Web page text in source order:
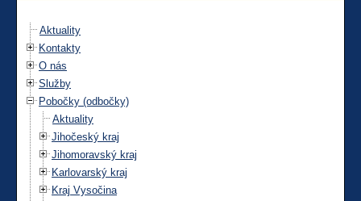
Aktuality
Kontakty
O nás
Služby
Pobočky (odbočky)
Aktuality
Jihočeský kraj
Jihomoravský kraj
Karlovarský kraj
Kraj Vysočina